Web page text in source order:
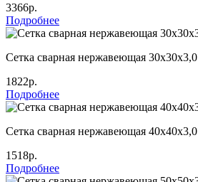
3366р.
Подробнее
Сетка сварная нержавеющая 30х30х3,0
1822р.
Подробнее
Сетка сварная нержавеющая 40х40х3,0
1518р.
Подробнее